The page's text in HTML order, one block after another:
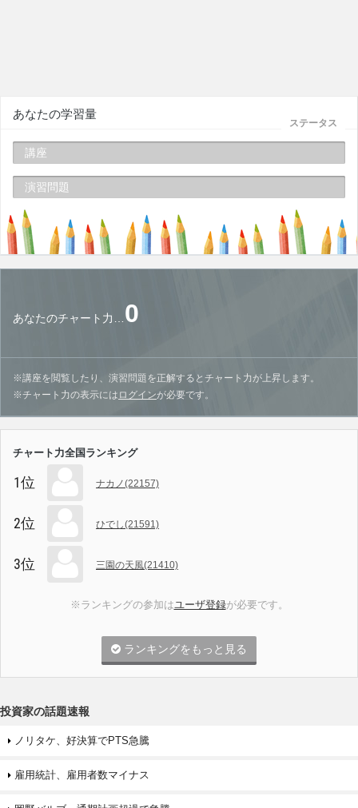
ステータス
あなたの学習量
講座
演習問題
あなたのチャート力… 0
※講座を閲覧したり、演習問題を正解するとチャート力が上昇します。
※チャート力の表示には ログインが必要です。
チャート力全国ランキング
1位 ナカノ(22157)
2位 ひでし(21591)
3位 三園の天風(21410)
※ランキングの参加はユーザ登録が必要です。
ランキングをもっと見る
投資家の話題速報
ノリタケ、好決算でPTS急騰
雇用統計、雇用者数マイナス